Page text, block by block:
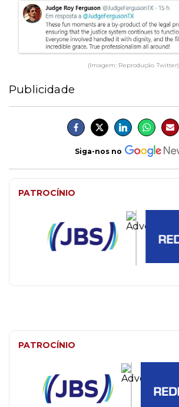
(Imagem: Reprodução Twitter)
Publicidade
Siga-nos no
PATROCÍNIO
PATROCÍNIO